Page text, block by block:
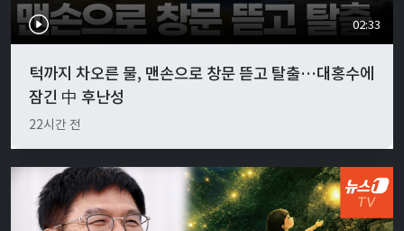
02:33
턱까지 차오른 물, 맨손으로 창문 뜯고 탈출…대홍수에
잠긴 中 후난성
22시간 전